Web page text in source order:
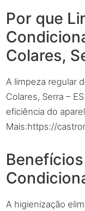
Por que
Colares,
A limpeza regular
Colares, Serra –
eficiência do
Mais:https://
A higienização